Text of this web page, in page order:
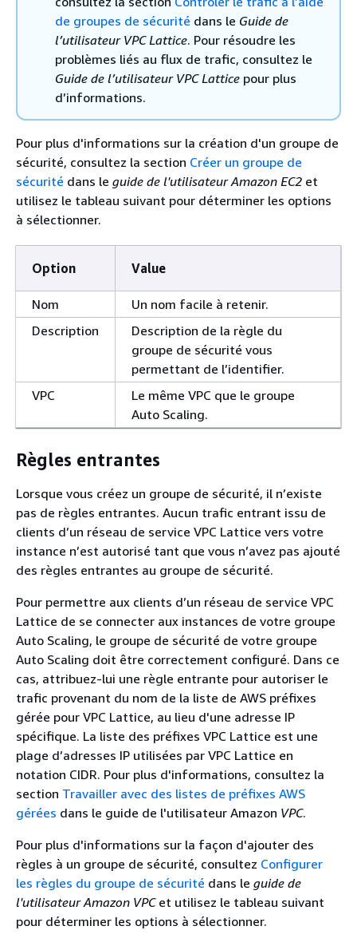
de groupes de sécurité dans le Guide de
l’utilisateur VPC Lattice. Pour résoudre les
problèmes liés au flux de trafic, consultez le
Guide de l’utilisateur VPC Lattice pour plus
d’informations.
Pour plus d'informations sur la création d'un groupe de
sécurité, consultez la section Créer un groupe de
sécurité dans le guide de l'utilisateur Amazon EC2 et
utilisez le tableau suivant pour déterminer les options
à sélectionner.
Option Value
Nom
Un nom facile à retenir.
Description
Description de la règle du
groupe de sécurité vous
permettant de l’identifier.
VPC
Le même VPC que le groupe
Auto Scaling.
Règles entrantes
Lorsque vous créez un groupe de sécurité, il n’existe
pas de règles entrantes. Aucun trafic entrant issu de
clients d’un réseau de service VPC Lattice vers votre
instance n’est autorisé tant que vous n’avez pas ajouté
des règles entrantes au groupe de sécurité.
Pour permettre aux clients d’un réseau de service VPC
Lattice de se connecter aux instances de votre groupe
Auto Scaling, le groupe de sécurité de votre groupe
Auto Scaling doit être correctement configuré. Dans ce
cas, attribuez-lui une règle entrante pour autoriser le
trafic provenant du nom de la liste de AWS préfixes
gérée pour VPC Lattice, au lieu d'une adresse IP
spécifique. La liste des préfixes VPC Lattice est une
plage d’adresses IP utilisées par VPC Lattice en
notation CIDR. Pour plus d'informations, consultez la
section Travailler avec des listes de préfixes AWS
gérées dans le guide de l'utilisateur Amazon VPC.
Pour plus d'informations sur la façon d'ajouter des
règles à un groupe de sécurité, consultez Configurer
les règles du groupe de sécurité dans le guide de
l'utilisateur Amazon VPCet utilisez le tableau suivant
pour déterminer les options à sélectionner.